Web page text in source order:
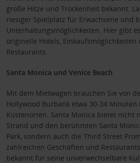
große Hitze und Trockenheit bekannt.
riesiger Spielplatz für Erwachsene und
Unterhaltungsmöglichkeiten. Hier gibt es
originelle Hotels,
Restaurants.
Santa Monica und Venice Beach
Mit dem Mietwagen brauchen Sie von
Hollywood Burbank etwa 30-34
Küstenorten. Santa Monica bietet nicht
Strand und den berühmten Santa
Park, sondern auch die Third Street
zahlreichen Geschäften und
bekannt für seine unverwechselbare